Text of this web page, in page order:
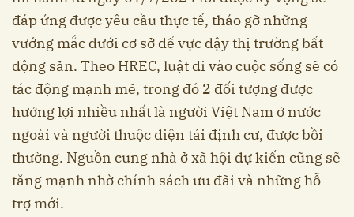
đáp ứng được yêu cầu thực tế, tháo gỡ những
vướng mắc dưới cơ sở để vực dậy thị trường bất
động sản. Theo HREC, luật đi vào cuộc sống sẽ có
tác động mạnh mẽ, trong đó 2 đối tượng được
hưởng lợi nhiều nhất là người Việt Nam ở nước
ngoài và người thuộc diện tái định cư, được bồi ​
thường. Nguồn cung nhà ở xã hội dự kiến cũng sẽ
tăng mạnh nhờ chính sách ưu đãi và những hỗ
trợ mới.